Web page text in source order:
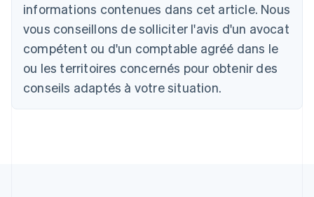
informations contenues dans cet article. Nous
vous conseillons de solliciter l'avis d'un avocat
compétent ou d'un comptable agréé dans le
ou les territoires concernés pour obtenir des
conseils adaptés à votre situation.
EnglishFrançais
Chine continentale
简体中文 English
Chypre
English
English Italiano
Danemark